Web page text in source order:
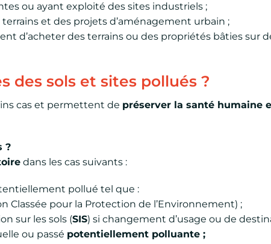
ou ayant exploité des sites industriels ;
et des projets d’aménagement urbain ;
d’acheter des terrains ou des propriétés bâties sur
des sols et sites pollués ?
cas et permettent de préserver la santé humaine
?
dans les cas suivants :
pollué tel que :
Classée pour la Protection de l’Environnement) ;
sur les sols (SIS) si changement d’usage ou de
ou passé potentiellement polluante ;